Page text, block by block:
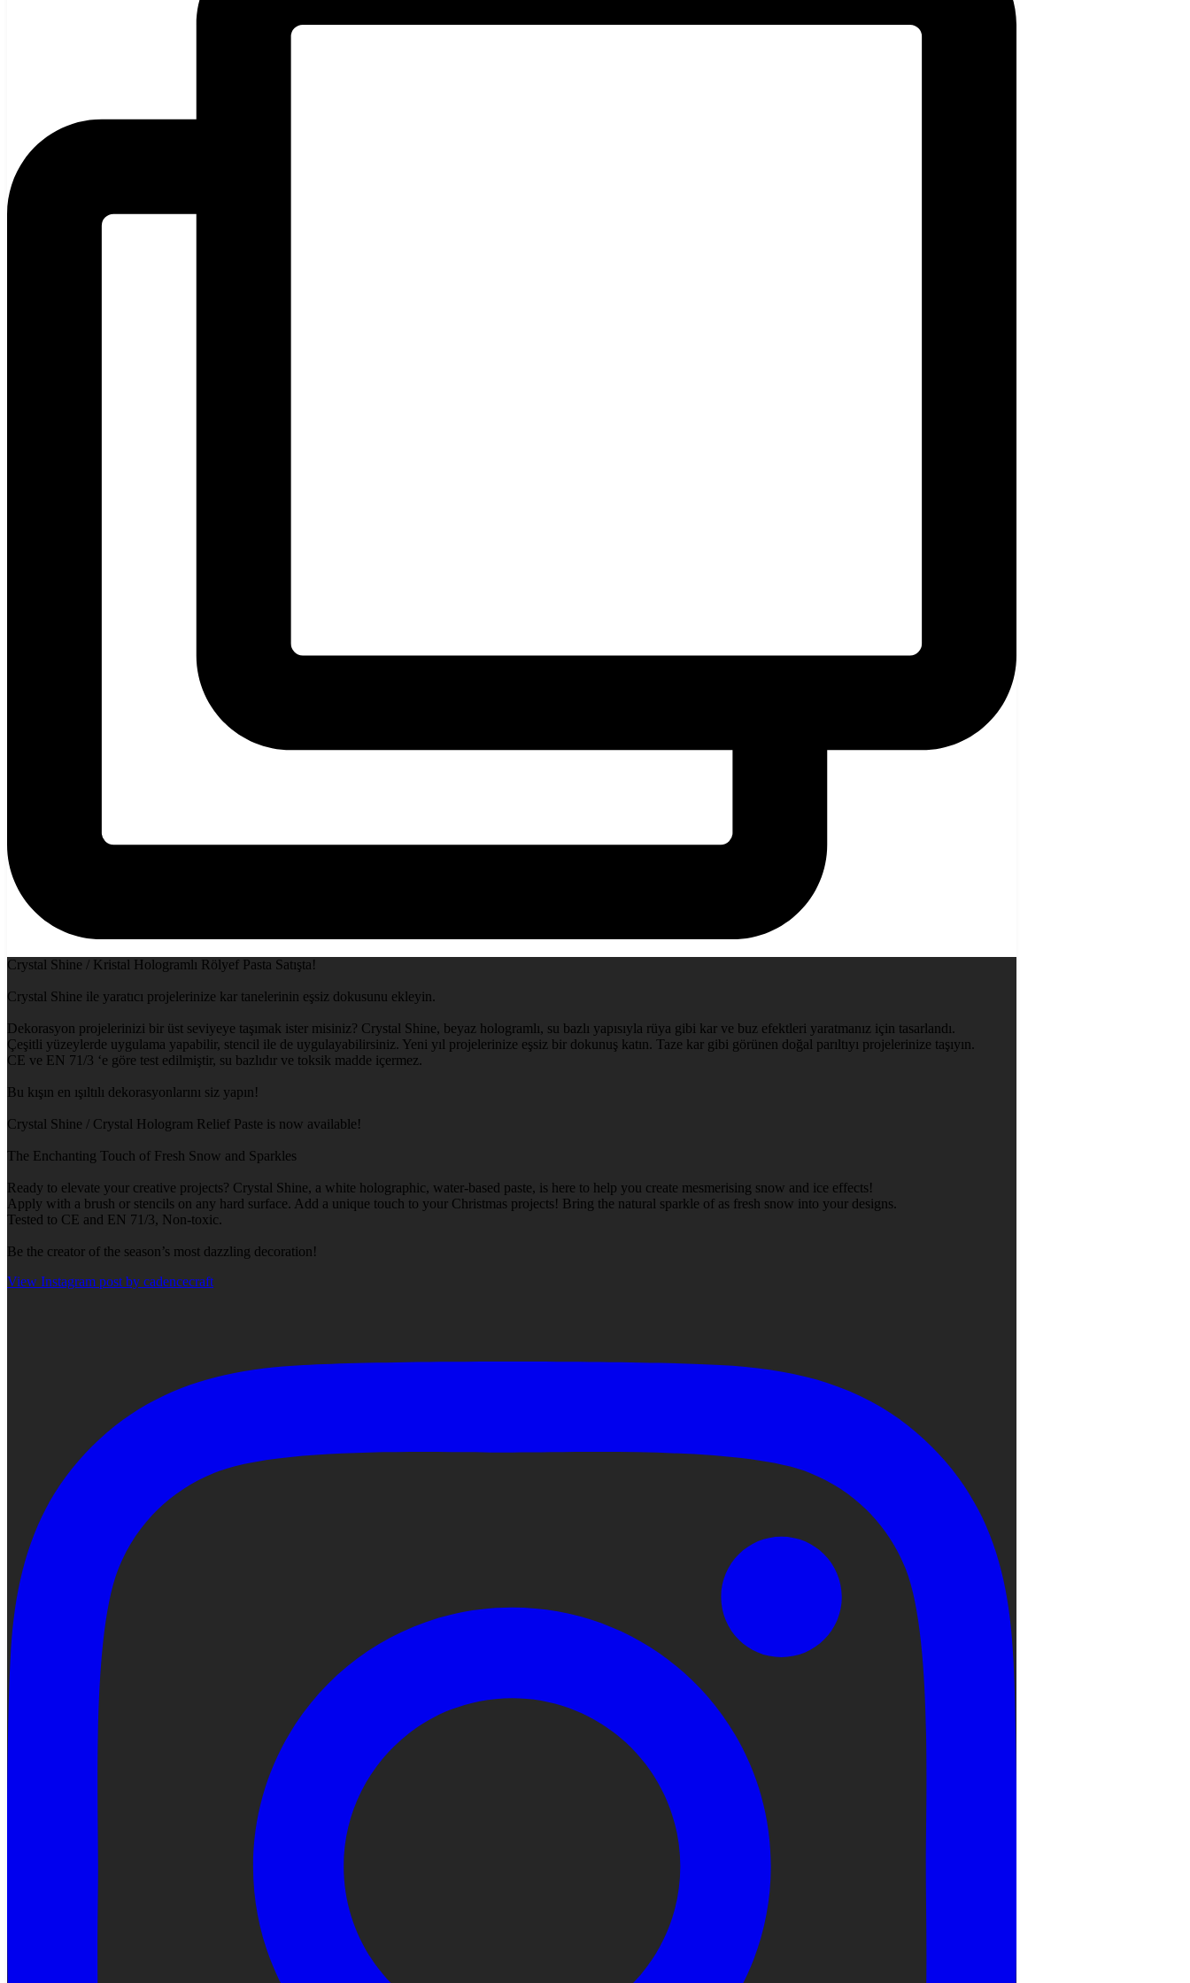
Crystal Shine / Kristal Hologramlı Rölyef Pasta Satışta!
Crystal Shine ile yaratıcı projelerinize kar tanelerinin eşsiz dokusunu ekleyin.
Dekorasyon projelerinizi bir üst seviyeye taşımak ister misiniz? Crystal Shine, beyaz hologramlı, su bazlı yapısıyla rüya gibi kar ve buz efektleri yaratmanız için tasarlandı.
Çeşitli yüzeylerde uygulama yapabilir, stencil ile de uygulayabilirsiniz. Yeni yıl projelerinize eşsiz bir dokunuş katın. Taze kar gibi görünen doğal parıltıyı projelerinize taşıyın.
CE ve EN 71/3 ‘e göre test edilmiştir, su bazlıdır ve toksik madde içermez.
Bu kışın en ışıltılı dekorasyonlarını siz yapın!
Crystal Shine / Crystal Hologram Relief Paste is now available!
The Enchanting Touch of Fresh Snow and Sparkles
Ready to elevate your creative projects? Crystal Shine, a white holographic, water-based paste, is here to help you create mesmerising snow and ice effects!
Apply with a brush or stencils on any hard surface. Add a unique touch to your Christmas projects! Bring the natural sparkle of as fresh snow into your designs.
Tested to CE and EN 71/3, Non-toxic.
Be the creator of the season’s most dazzling decoration!
View Instagram post by cadencecraft